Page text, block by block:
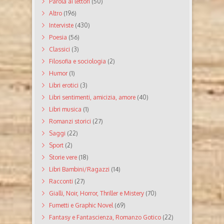
Altro (196)
Interviste (430)
Poesia (56)
Classici (3)
Filosofia e sociologia (2)
Humor(1)
Libri erotici (3)
Libri sentimenti, amicizia, amore (40)
Libri musica (1)
Romanzi storici (27)
Saggi (22)
Sport (2)
Storie vere (18)
Libri Bambini/Ragazzi (14)
Racconti (27)
Gialli, Noir, Horror, Thriller e Mistery (70)
Fumetti e Graphic Novel(69)
Fantasy e Fantascienza, Romanzo Gotico (22)